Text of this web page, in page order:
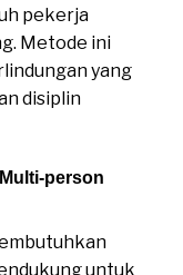
pekerja
Metode ini
yang
disiplin
person
untuk